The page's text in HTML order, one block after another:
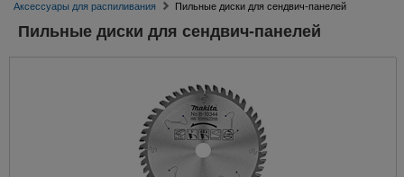
Аксессуары для распиливания
Пильные диски для сендвич-панелей
Пильные диски для сендвич-панелей